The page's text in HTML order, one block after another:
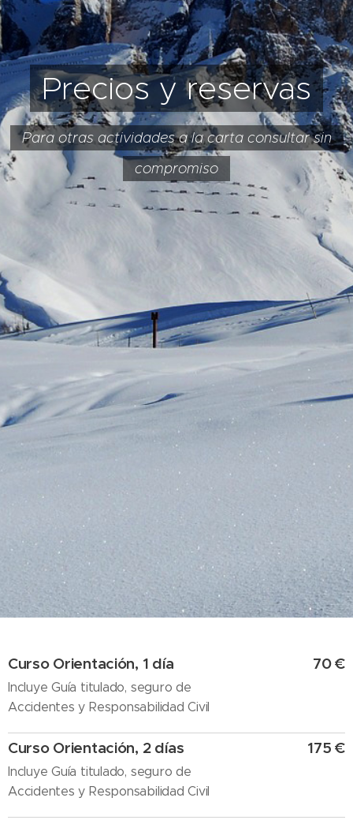
Precios y reservas
Para otras actividades a la carta consultar sin
compromiso
Curso Orientación, 1 día
Incluye Guía titulado, seguro de
Accidentes y Responsabilidad Civil
70 €
Curso Orientación, 2 días
Incluye Guía titulado, seguro de
Accidentes y Responsabilidad Civil
175 €